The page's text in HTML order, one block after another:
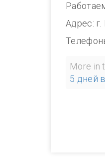
Адрес:
More in
5 дней